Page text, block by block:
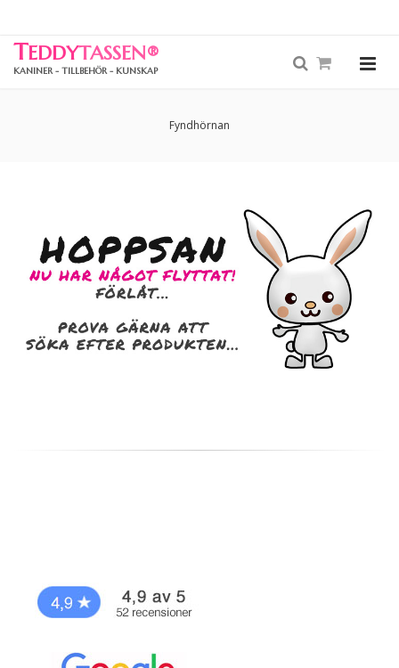
TEDDYTASSEN®
KANINER - TILLBEHÖR - KUNSKAP
Fyndhörnan